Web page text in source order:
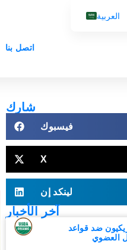
اتصل بنا
شارك
فيسبوك
X
لينكد إن
آخر الأخبار
ضد قواعد
العضوي
العربية